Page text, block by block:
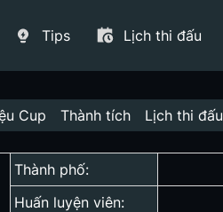
Tips Lịch thi đấu
Cup Thành tích Lịch thi đấu
Thành phố:
Huấn luyện viên: